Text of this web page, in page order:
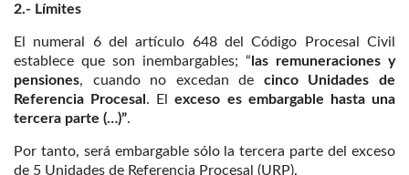
2.- Límites
El numeral 6 del artículo 648 del Código Procesal Civil
establece que son inembargables; “ las remuneraciones y
pensiones, cuando no excedan de cinco Unidades de
Referencia Procesal . Elexceso es embargable hasta una
tercera parte (…)”.
Por tanto, será embargable sólo la tercera parte del exceso
de 5 Unidades de Referencia Procesal (URP).